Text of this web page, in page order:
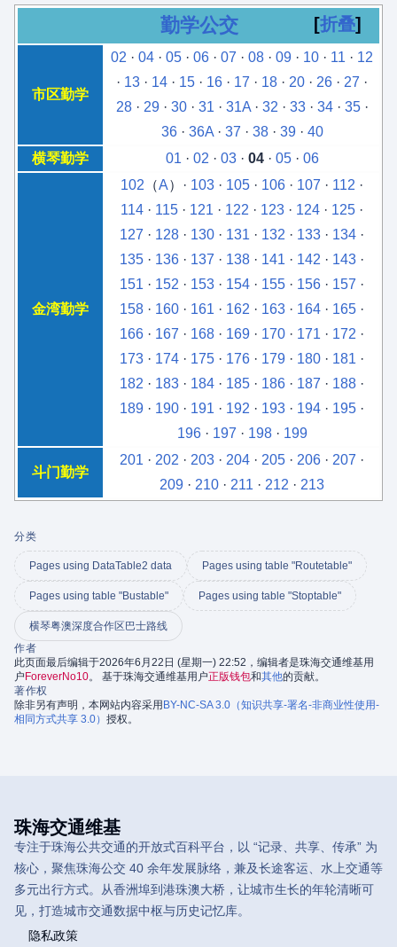
折叠
勤学公交
市区勤学
02 · 04 · 05 · 06 · 07 · 08 · 09 · 10 · 11 · 12
· 13 · 14 · 15 · 16 · 17 · 18 · 20 · 26 · 27 ·
28· 29· 30· 31 · 31A· 32 · 33· 34· 35·
36· 36A· 37 · 38· 39· 40
横琴勤学
01 · 02 · 03· 04· 05· 06
金湾勤学
102 （A）· 103 · 105 · 106 · 107 · 112 ·
114 · 115 · 121 · 122 · 123 · 124 · 125 ·
127 · 128 · 130 · 131 · 132 · 133 · 134 ·
135 · 136 · 137 · 138 · 141 · 142 · 143 ·
151 · 152 · 153 · 154 · 155 · 156 · 157 ·
158 · 160 · 161 · 162 · 163 · 164 · 165 ·
166 · 167 · 168 · 169 · 170 · 171 · 172 ·
173 · 174 · 175 · 176 · 179 · 180 · 181 ·
182 · 183 · 184 · 185 · 186 · 187 · 188 ·
189 · 190 · 191 · 192 · 193 · 194 · 195 ·
196· 197 · 198· 199
斗门勤学
201 · 202 · 203 · 204 · 205 · 206 · 207 ·
209 · 210 · 211 · 212 · 213
分类
Pages using DataTable2 data Pages using table "Routetable"
Pages using table "Bustable" Pages using table "Stoptable"
横琴粤澳深度合作区巴士路线
作者
此页面最后编辑于2026年6月22日 (星期一) 22:52，编辑者是珠海交通维基用
户ForeverNo10。 基于珠海交通维基用户正版钱包和其他的贡献。
著作权
除非另有声明，本网站内容采用BY-NC-SA 3.0（知识共享-署名-非商业性使用-
相同方式共享 3.0） 授权。
珠海交通维基
专注于珠海公共交通的开放式百科平台，以 “记录、共享、传承” 为
核心，聚焦珠海公交 40 余年发展脉络，兼及长途客运、水上交通等
多元出行方式。从香洲埠到港珠澳大桥，让城市生长的年轮清晰可
见，打造城市交通数据中枢与历史记忆库。
隐私政策